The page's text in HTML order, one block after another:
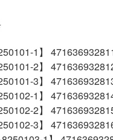
1】
2】
3】
1】
2】
3】